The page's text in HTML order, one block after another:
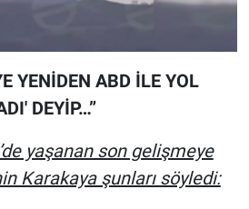
YENİDEN ABD İLE YOL
DEYİP…”
yaşanan son gelişmeye
Karakaya şunları söyledi: